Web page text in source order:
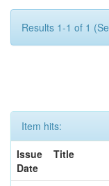
Results 1-1 of 1
Item hits:
Issue
Date
Title